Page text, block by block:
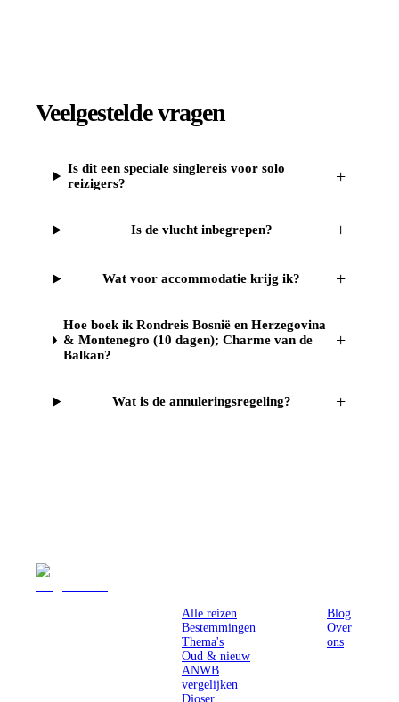
Veelgestelde vragen
Is dit een speciale singlereis voor solo
reizigers?
+
Is de vlucht inbegrepen? +
Wat voor accommodatie krijg ik? +
Hoe boek ik Rondreis Bosnië en Herzegovina
& Montenegro (10 dagen); Charme van de
Balkan?
+
Wat is de annuleringsregeling? +
Alle reizen
Bestemmingen
Thema's
Oud & nieuw
ANWB
vergelijken
Djoser
Blog
Over
ons